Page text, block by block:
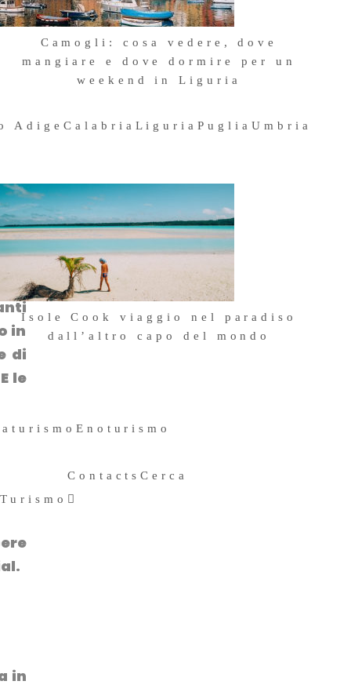
Camogli: cosa vedere, dove
mangiare e dove dormire per un
weekend in Liguria
Adige Calabria LiguriaPuglia Umbria
Isole Cook viaggio nel paradiso
dall’altro capo del mondo
Enoturismo
ContactsCerca
in
di
E le
in